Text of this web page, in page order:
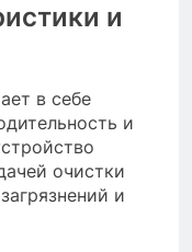
и
в себе
и
очистки
и